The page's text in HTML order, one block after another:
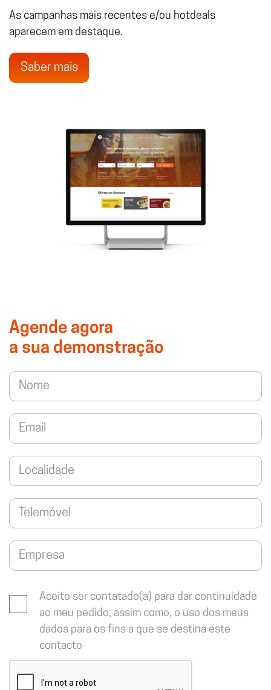
As campanhas mais recentes e/ou hotdeals
aparecem em destaque.
Saber mais
Agende agora
a sua demonstração
Aceito ser contatado(a) para dar continuidade
ao meu pedido, assim como, o uso dos meus
dados para os fins a que se destina este
contacto